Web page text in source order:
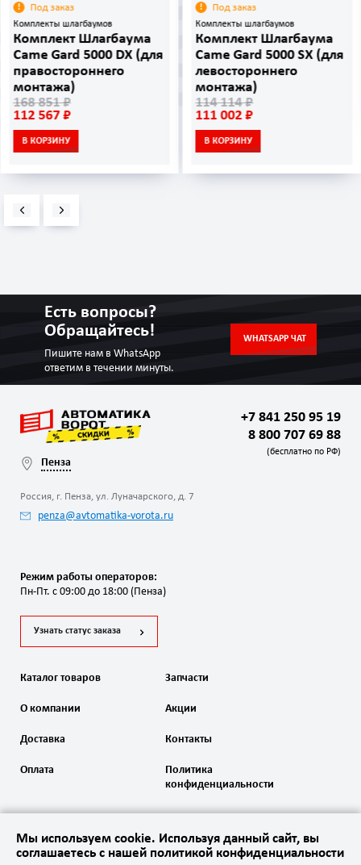
Под заказ
Комплекты шлагбаумов
Комплект Шлагбаума
Came Gard 5000 DX (для
правостороннего
монтажа)
168 851 ₽
112 567 ₽
В КОРЗИНУ
Под заказ
Комплекты шлагбаумов
Комплект Шлагбаума
Came Gard 5000 SX (для
левостороннего
монтажа)
114 114 ₽
111 002 ₽
В КОРЗИНУ
Есть вопросы?
Обращайтесь!
Пишите нам в WhatsApp
ответим в течении минуты.
WHATSAPP ЧАТ
Пенза
Россия, г. Пенза, ул. Луначарского, д. 7
penza@avtomatika-vorota.ru
+7 841 250 95 19
8 800 707 69 88
(бесплатно по РФ)
Режим работы операторов:
Пн-Пт. с 09:00 до 18:00 (Пенза)
Узнать статус заказа
Каталог товаров Запчасти
О компании
Доставка
Оплата
Акции
Контакты
Политика
конфиденциальности
Мы используем cookie. Используя данный сайт, вы
соглашаетесь с нашей политикой конфиденциальности